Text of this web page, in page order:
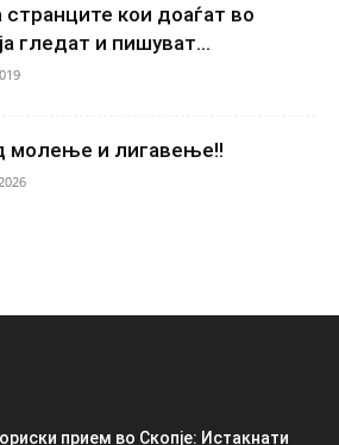
кои доаѓат во
гледат и пишуват...
молење и лигавење!!
прием во Скопје: Истакнати